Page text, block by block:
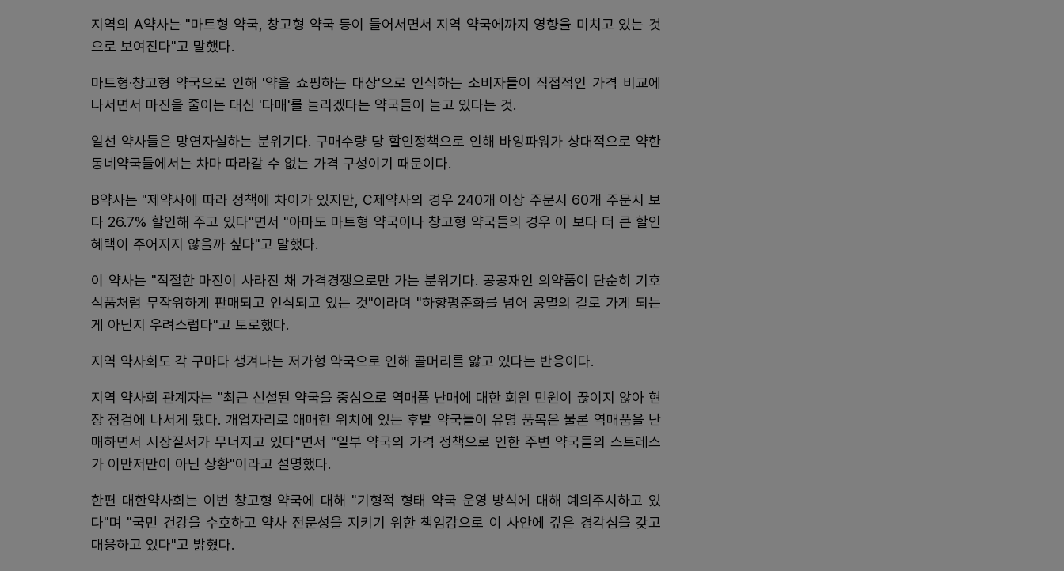
지역의 A약사는 "마트형 약국, 창고형 약국 등이 들어서면서 지역 약국에까지 영향을 미치고 있는 것
으로 보여진다"고 말했다.
마트형·창고형 약국으로 인해 '약을 쇼핑하는 대상'으로 인식하는 소비자들이 직접적인 가격 비교에
나서면서 마진을 줄이는 대신 '다매'를 늘리겠다는 약국들이 늘고 있다는 것.
일선 약사들은 망연자실하는 분위기다. 구매수량 당 할인정책으로 인해 바잉파워가 상대적으로 약한
동네약국들에서는 차마 따라갈 수 없는 가격 구성이기 때문이다.
B약사는 "제약사에 따라 정책에 차이가 있지만, C제약사의 경우 240개 이상 주문시 60개 주문시 보
다 26.7% 할인해 주고 있다"면서 "아마도 마트형 약국이나 창고형 약국들의 경우 이 보다 더 큰 할인
혜택이 주어지지 않을까 싶다"고 말했다.
이 약사는 "적절한 마진이 사라진 채 가격경쟁으로만 가는 분위기다. 공공재인 의약품이 단순히 기호
식품처럼 무작위하게 판매되고 인식되고 있는 것"이라며 "하향평준화를 넘어 공멸의 길로 가게 되는
게 아닌지 우려스럽다"고 토로했다.
지역 약사회도 각 구마다 생겨나는 저가형 약국으로 인해 골머리를 앓고 있다는 반응이다.
지역 약사회 관계자는 "최근 신설된 약국을 중심으로 역매품 난매에 대한 회원 민원이 끊이지 않아 현
장 점검에 나서게 됐다. 개업자리로 애매한 위치에 있는 후발 약국들이 유명 품목은 물론 역매품을 난
매하면서 시장질서가 무너지고 있다"면서 "일부 약국의 가격 정책으로 인한 주변 약국들의 스트레스
가 이만저만이 아닌 상황"이라고 설명했다.
한편 대한약사회는 이번 창고형 약국에 대해 "기형적 형태 약국 운영 방식에 대해 예의주시하고 있
다"며 "국민 건강을 수호하고 약사 전문성을 지키기 위한 책임감으로 이 사안에 깊은 경각심을 갖고
대응하고 있다"고 밝혔다.